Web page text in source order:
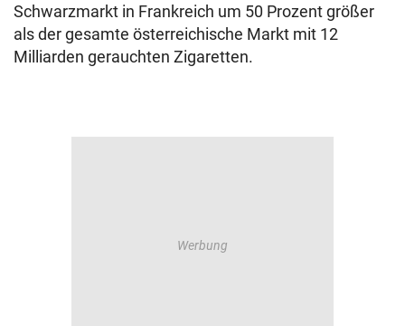
Schwarzmarkt in Frankreich um 50 Prozent größer
als der gesamte österreichische Markt mit 12
Milliarden gerauchten Zigaretten.